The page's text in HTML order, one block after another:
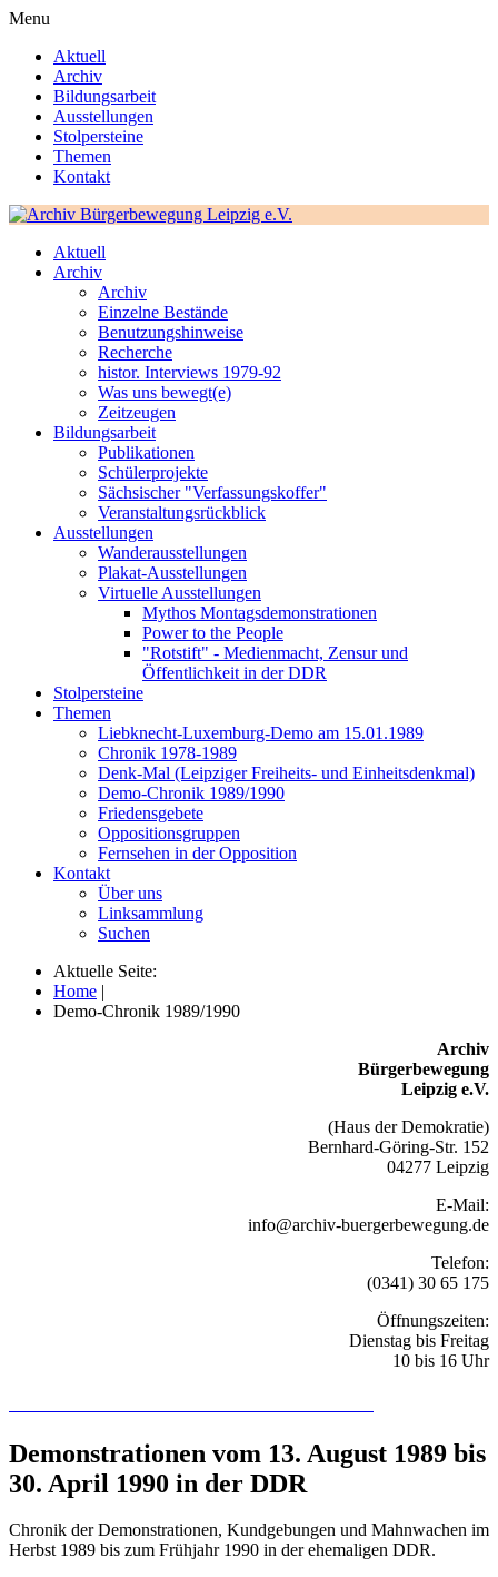
Menu
Aktuell
Archiv
Bildungsarbeit
Ausstellungen
Stolpersteine
Themen
Kontakt
Aktuell
Archiv
Archiv
Einzelne Bestände
Benutzungshinweise
Recherche
histor. Interviews 1979-92
Was uns bewegt(e)
Zeitzeugen
Bildungsarbeit
Publikationen
Schülerprojekte
Sächsischer "Verfassungskoffer"
Veranstaltungsrückblick
Ausstellungen
Wanderausstellungen
Plakat-Ausstellungen
Virtuelle Ausstellungen
Mythos Montagsdemonstrationen
Power to the People
"Rotstift" - Medienmacht, Zensur und
Öffentlichkeit in der DDR
Stolpersteine
Themen
Liebknecht-Luxemburg-Demo am 15.01.1989
Chronik 1978-1989
Denk-Mal (Leipziger Freiheits- und Einheitsdenkmal)
Demo-Chronik 1989/1990
Friedensgebete
Oppositionsgruppen
Fernsehen in der Opposition
Kontakt
Über uns
Linksammlung
Suchen
Aktuelle Seite:
Home |
Demo-Chronik 1989/1990
Archiv
Bürgerbewegung
Leipzig e.V.
(Haus der Demokratie)
Bernhard-Göring-Str. 152
04277 Leipzig
E-Mail:
info@archiv-buergerbewegung.de
Telefon:
(0341) 30 65 175
Öffnungszeiten:
Dienstag bis Freitag
10 bis 16 Uhr
Demonstrationen vom 13. August 1989 bis
30. April 1990 in der DDR
Chronik der Demonstrationen, Kundgebungen und Mahnwachen im
Herbst 1989 bis zum Frühjahr 1990 in der ehemaligen DDR.